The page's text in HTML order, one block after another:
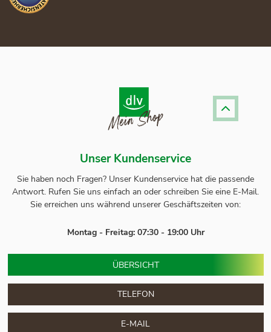
Unser Kundenservice
Sie haben noch Fragen? Unser Kundenservice hat die passende
Antwort. Rufen Sie uns einfach an oder schreiben Sie eine E-Mail.
Sie erreichen uns während unserer Geschäftszeiten von:
Montag - Freitag: 07:30 - 19:00 Uhr
ÜBERSICHT
TELEFON
E-MAIL